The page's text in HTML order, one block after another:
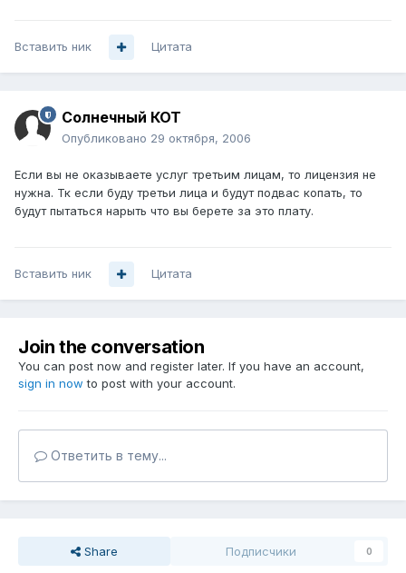
Вставить ник Цитата
Солнечный КОТ
Опубликовано 29 октября, 2006
Если вы не оказываете услуг третьим лицам, то лицензия не
нужна. Тк если буду третьи лица и будут подвас копать, то
будут пытаться нарыть что вы берете за это плату.
Вставить ник Цитата
Join the conversation
You can post now and register later. If you have an account,
sign in now to post with your account.
Ответить в тему...
Share Подписчики 0